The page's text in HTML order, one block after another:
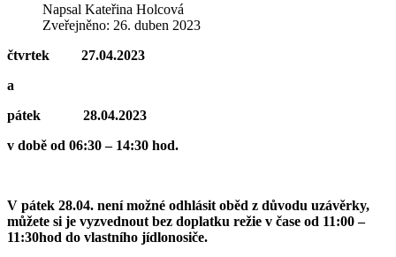
Napsal Kateřina Holcová
Zveřejněno: 26. duben 2023
čtvrtek 27.04.2023
a
pátek 28.04.2023
v době od 06:30 – 14:30 hod.
V pátek 28.04. není možné odhlásit oběd z důvodu uzávěrky,
můžete si je vyzvednout bez doplatku režie v čase od 11:00 –
11:30hod do vlastního jídlonosiče.